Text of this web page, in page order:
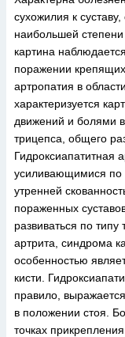
сухожилия к
наибольшей
картина
поражении
артропатия в
характеризуется
движений и болями в
трицепса, общего
Гидроксиапатитная
усиливающимися по
утренней
пораженных
развиваться по типу
артрита, синдрома
особенностью
кисти.
правило,
в положении стоя.
точках